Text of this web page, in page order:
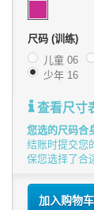
尺码 (训练)
儿童 06
少年 16
查看尺寸
您选的尺码合
结账时提交您
保您选择了合
加入购物车